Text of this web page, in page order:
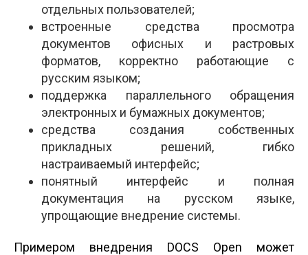
отдельных пользователей;
встроенные средства просмотра
документов офисных и растровых
форматов, корректно работающие с
русским языком;
поддержка параллельного обращения
электронных и бумажных документов;
средства создания собственных
прикладных решений, гибко
настраиваемый интерфейс;
понятный интерфейс и полная
документация на русском языке,
упрощающие внедрение системы.
Примером внедрения DOCS Open может